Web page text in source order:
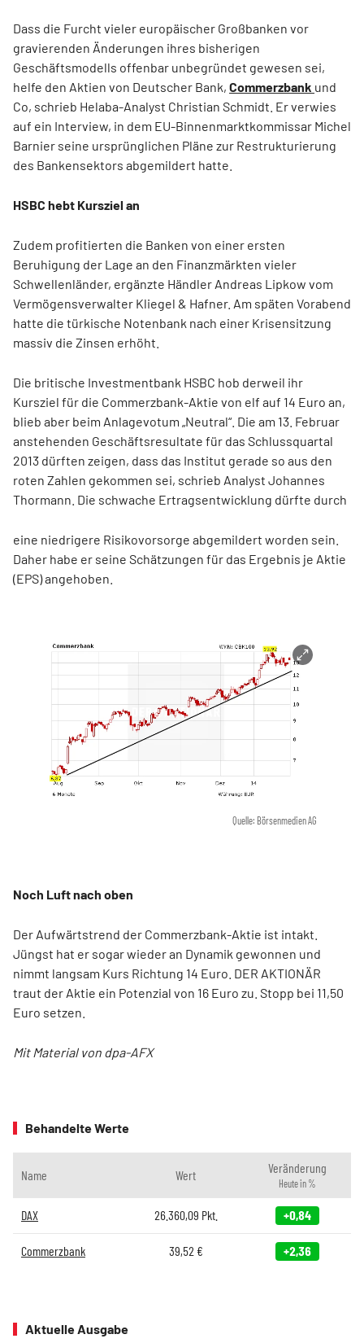
Dass die Furcht vieler europäischer Großbanken vor
gravierenden Änderungen ihres bisherigen
Geschäftsmodells offenbar unbegründet gewesen sei,
helfe den Aktien von Deutscher Bank, Commerzbank und
Co, schrieb Helaba-Analyst Christian Schmidt. Er verwies
auf ein Interview, in dem EU-Binnenmarktkommissar Michel
Barnier seine ursprünglichen Pläne zur Restrukturierung
des Bankensektors abgemildert hatte.
HSBC hebt Kursziel an
Zudem profitierten die Banken von einer ersten
Beruhigung der Lage an den Finanzmärkten vieler
Schwellenländer, ergänzte Händler Andreas Lipkow vom
Vermögensverwalter Kliegel & Hafner. Am späten Vorabend
hatte die türkische Notenbank nach einer Krisensitzung
massiv die Zinsen erhöht.
Die britische Investmentbank HSBC hob derweil ihr
Kursziel für die Commerzbank-Aktie von elf auf 14 Euro an,
blieb aber beim Anlagevotum „Neutral“. Die am 13. Februar
anstehenden Geschäftsresultate für das Schlussquartal
2013 dürften zeigen, dass das Institut gerade so aus den
roten Zahlen gekommen sei, schrieb Analyst Johannes
Thormann. Die schwache Ertragsentwicklung dürfte durch
eine niedrigere Risikovorsorge abgemildert worden sein.
Daher habe er seine Schätzungen für das Ergebnis je Aktie
(EPS) angehoben.
Quelle: Börsenmedien AG
Noch Luft nach oben
Der Aufwärtstrend der Commerzbank-Aktie ist intakt.
Jüngst hat er sogar wieder an Dynamik gewonnen und
nimmt langsam Kurs Richtung 14 Euro. DER AKTIONÄR
traut der Aktie ein Potenzial von 16 Euro zu. Stopp bei 11,50
Euro setzen.
Mit Material von dpa-AFX
Behandelte Werte
Name Wert Veränderung
Heute in %
DAX 26.360,09 Pkt. +0,84
Commerzbank 39,52 € +2,36
Aktuelle Ausgabe